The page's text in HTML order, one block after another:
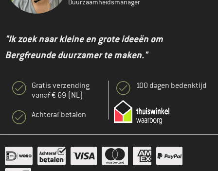
Duurzaamheidsmanager
"Ik zoek naar kleine en grote ideeën om
Bergfreunde duurzamer te maken."
Gratis verzending
vanaf € 69 (NL)
Achteraf betalen
100 dagen bedenktijd